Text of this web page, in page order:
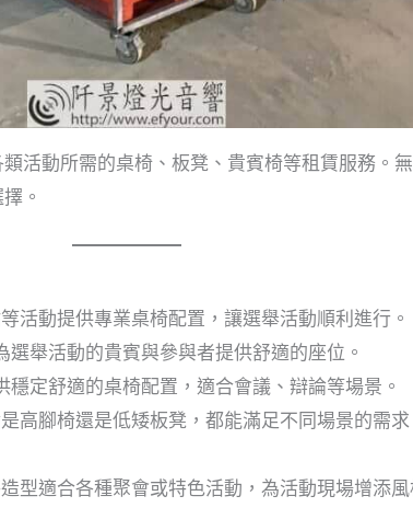
類活動所需的桌椅、板凳、貴賓椅等租賃服務。
。
活動提供專業桌椅配置，讓選舉活動順利進行。
選舉活動的貴賓與參與者提供舒適的座位。
穩定舒適的桌椅配置，適合會議、辯論等場景。
高腳椅還是低矮板凳，都能滿足不同場景的需
型適合各種聚會或特色活動，為活動現場增添風